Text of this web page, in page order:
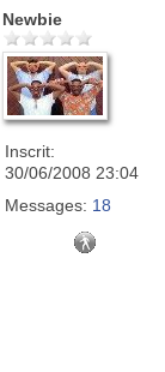
Newbie
Inscrit:
30/06/2008 23:04
Messages: 18